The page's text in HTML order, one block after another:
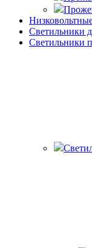
Светильники
Светильники